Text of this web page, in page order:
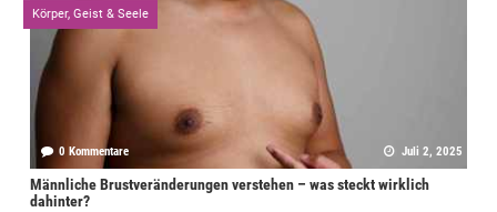
Körper, Geist & Seele
0 Kommentare Juli 2, 2025
Männliche Brustveränderungen verstehen – was steckt wirklich
dahinter?